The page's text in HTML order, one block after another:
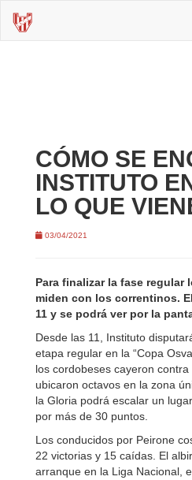
CÓMO SE
INSTITUTO
LO QUE
03/04/2021
Para finalizar la fase regular
miden con los correntinos.
11 y se podrá ver por la
Desde las 11, Instituto
etapa regular en la “Copa
los cordobeses cayeron
ubicaron octavos en la zona
la Gloria podrá escalar un
por más de 30 puntos.
Los conducidos por Peirone
22 victorias y 15 caídas. El
arranque en la Liga Nacional,